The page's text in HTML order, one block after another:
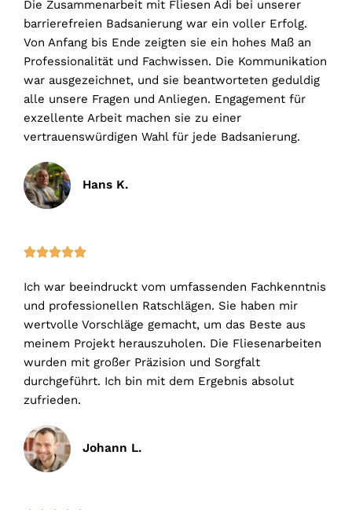
5
Die Zusammenarbeit mit Fliesen Adi bei unserer
barrierefreien Badsanierung war ein voller Erfolg.
Von Anfang bis Ende zeigten sie ein hohes Maß an
Professionalität und Fachwissen. Die Kommunikation
war ausgezeichnet, und sie beantworteten geduldig
alle unsere Fragen und Anliegen. Engagement für
exzellente Arbeit machen sie zu einer
vertrauenswürdigen Wahl für jede Badsanierung.
Hans K.
5
5
Ich war beeindruckt vom umfassenden Fachkenntnis
und professionellen Ratschlägen. Sie haben mir
wertvolle Vorschläge gemacht, um das Beste aus
meinem Projekt herauszuholen. Die Fliesenarbeiten
wurden mit großer Präzision und Sorgfalt
durchgeführt. Ich bin mit dem Ergebnis absolut
zufrieden.
Johann L.